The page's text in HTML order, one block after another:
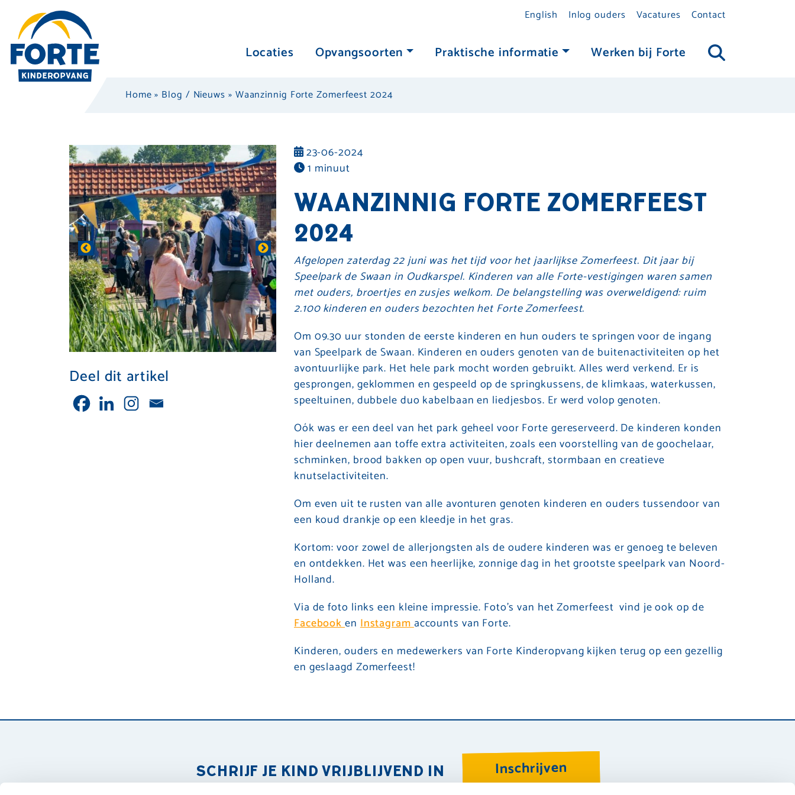
English Inlog ouders Vacatures Contact
Locaties Opvangsoorten Praktische informatie Werken bij Forte
Home» Blog / Nieuws » Waanzinnig Forte Zomerfeest 2024
Deel dit artikel
23-06-2024
1 minuut
WAANZINNIG FORTE ZOMERFEEST
2024
Afgelopen zaterdag 22 juni was het tijd voor het jaarlijkse Zomerfeest. Dit jaar bij
Speelpark de Swaan in Oudkarspel. Kinderen van alle Forte-vestigingen waren samen
met ouders, broertjes en zusjes welkom. De belangstelling was overweldigend: ruim
2.100 kinderen en ouders bezochten het Forte Zomerfeest.
Om 09.30 uur stonden de eerste kinderen en hun ouders te springen voor de ingang
van Speelpark de Swaan. Kinderen en ouders genoten van de buitenactiviteiten op het
avontuurlijke park. Het hele park mocht worden gebruikt. Alles werd verkend. Er is
gesprongen, geklommen en gespeeld op de springkussens, de klimkaas, waterkussen,
speeltuinen, dubbele duo kabelbaan en liedjesbos. Er werd volop genoten.
Oók was er een deel van het park geheel voor Forte gereserveerd. De kinderen konden
hier deelnemen aan toffe extra activiteiten, zoals een voorstelling van de goochelaar,
schminken, brood bakken op open vuur, bushcraft, stormbaan en creatieve
knutselactiviteiten.
Om even uit te rusten van alle avonturen genoten kinderen en ouders tussendoor van
een koud drankje op een kleedje in het gras.
Kortom: voor zowel de allerjongsten als de oudere kinderen was er genoeg te beleven
en ontdekken. Het was een heerlijke, zonnige dag in het grootste speelpark van Noord-
Holland.
Via de foto links een kleine impressie. Foto’s van het Zomerfeest vind je ook op de
FacebookenInstagramaccounts van Forte.
Kinderen, ouders en medewerkers van Forte Kinderopvang kijken terug op een gezellig
en geslaagd Zomerfeest!
SCHRIJF JE KIND VRIJBLIJVEND IN Inschrijven